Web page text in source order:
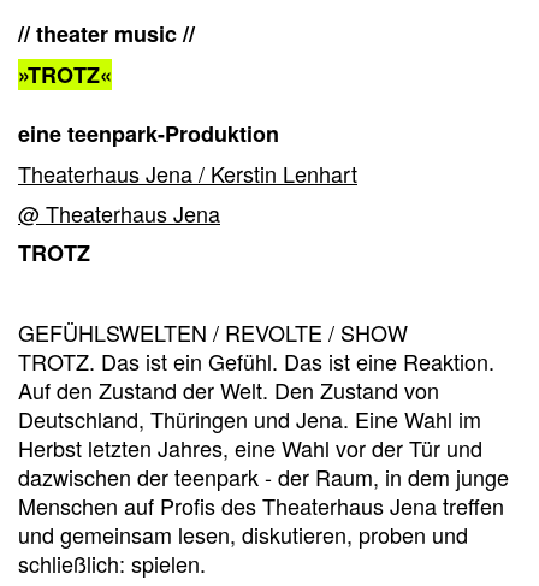
// theater music //
»TROTZ«
eine teenpark-Produktion
Theaterhaus Jena / Kerstin Lenhart
@ Theaterhaus Jena
TROTZ
GEFÜHLSWELTEN / REVOLTE / SHOW
TROTZ. Das ist ein Gefühl. Das ist eine Reaktion.
Auf den Zustand der Welt. Den Zustand von
Deutschland, Thüringen und Jena. Eine Wahl im
Herbst letzten Jahres, eine Wahl vor der Tür und
dazwischen der teenpark - der Raum, in dem junge
Menschen auf Profis des Theaterhaus Jena treffen
und gemeinsam lesen, diskutieren, proben und
schließlich: spielen.